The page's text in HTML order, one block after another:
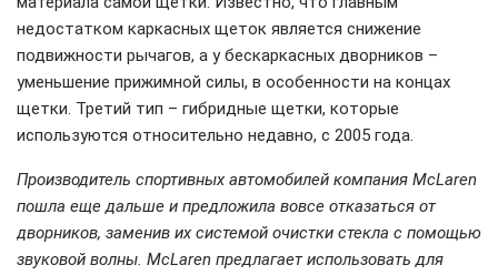
недостатком каркасных щеток является снижение
подвижности рычагов, а у бескаркасных дворников –
уменьшение прижимной силы, в особенности на концах
щетки. Третий тип – гибридные щетки, которые
используются относительно недавно, с 2005 года.
Производитель спортивных автомобилей компания McLaren
пошла еще дальше и предложила вовсе отказаться от
дворников, заменив их системой очистки стекла с помощью
звуковой волны. McLaren предлагает использовать для